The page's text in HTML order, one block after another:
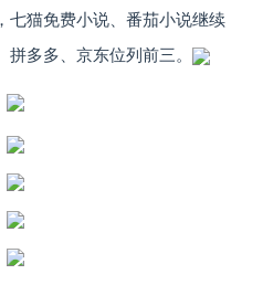
七猫免费小说、番茄小说继续
多多、京东位列前三。